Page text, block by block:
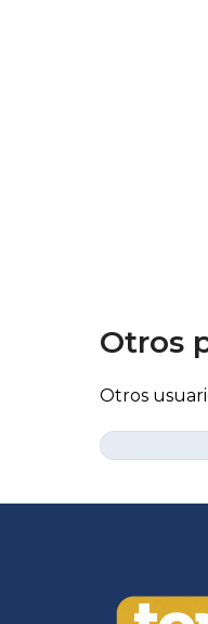
Otros
Otros